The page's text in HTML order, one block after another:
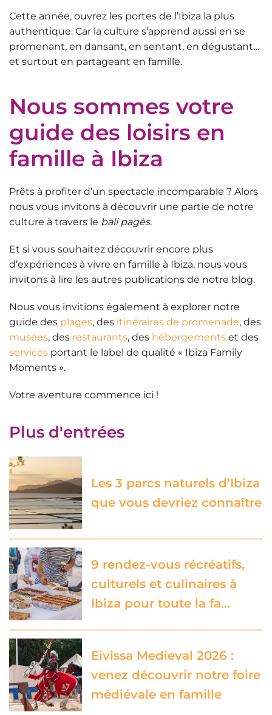
Cette année, ouvrez les portes de l’Ibiza la plus
authentique. Car la culture s’apprend aussi en se
promenant, en dansant, en sentant, en dégustant…
et surtout en partageant en famille.
Nous sommes votre
guide des loisirs en
famille à Ibiza
Prêts à profiter d’un spectacle incomparable ? Alors
nous vous invitons à découvrir une partie de notre
culture à travers le ball pagès.
Et si vous souhaitez découvrir encore plus
d’expériences à vivre en famille à Ibiza, nous vous
invitons à lire les autres publications de notre blog.
Nous vous invitions également à explorer notre
guide des plages, des itinéraires de promenade, des
musées, des restaurants, des hébergements et des
services portant le label de qualité « Ibiza Family
Moments ».
Votre aventure commence ici !
Plus d'entrées
Les 3 parcs naturels d’Ibiza
que vous devriez connaître
9 rendez-vous récréatifs,
culturels et culinaires à
Ibiza pour toute la fa…
Eivissa Medieval 2026 :
venez découvrir notre foire
médiévale en famille